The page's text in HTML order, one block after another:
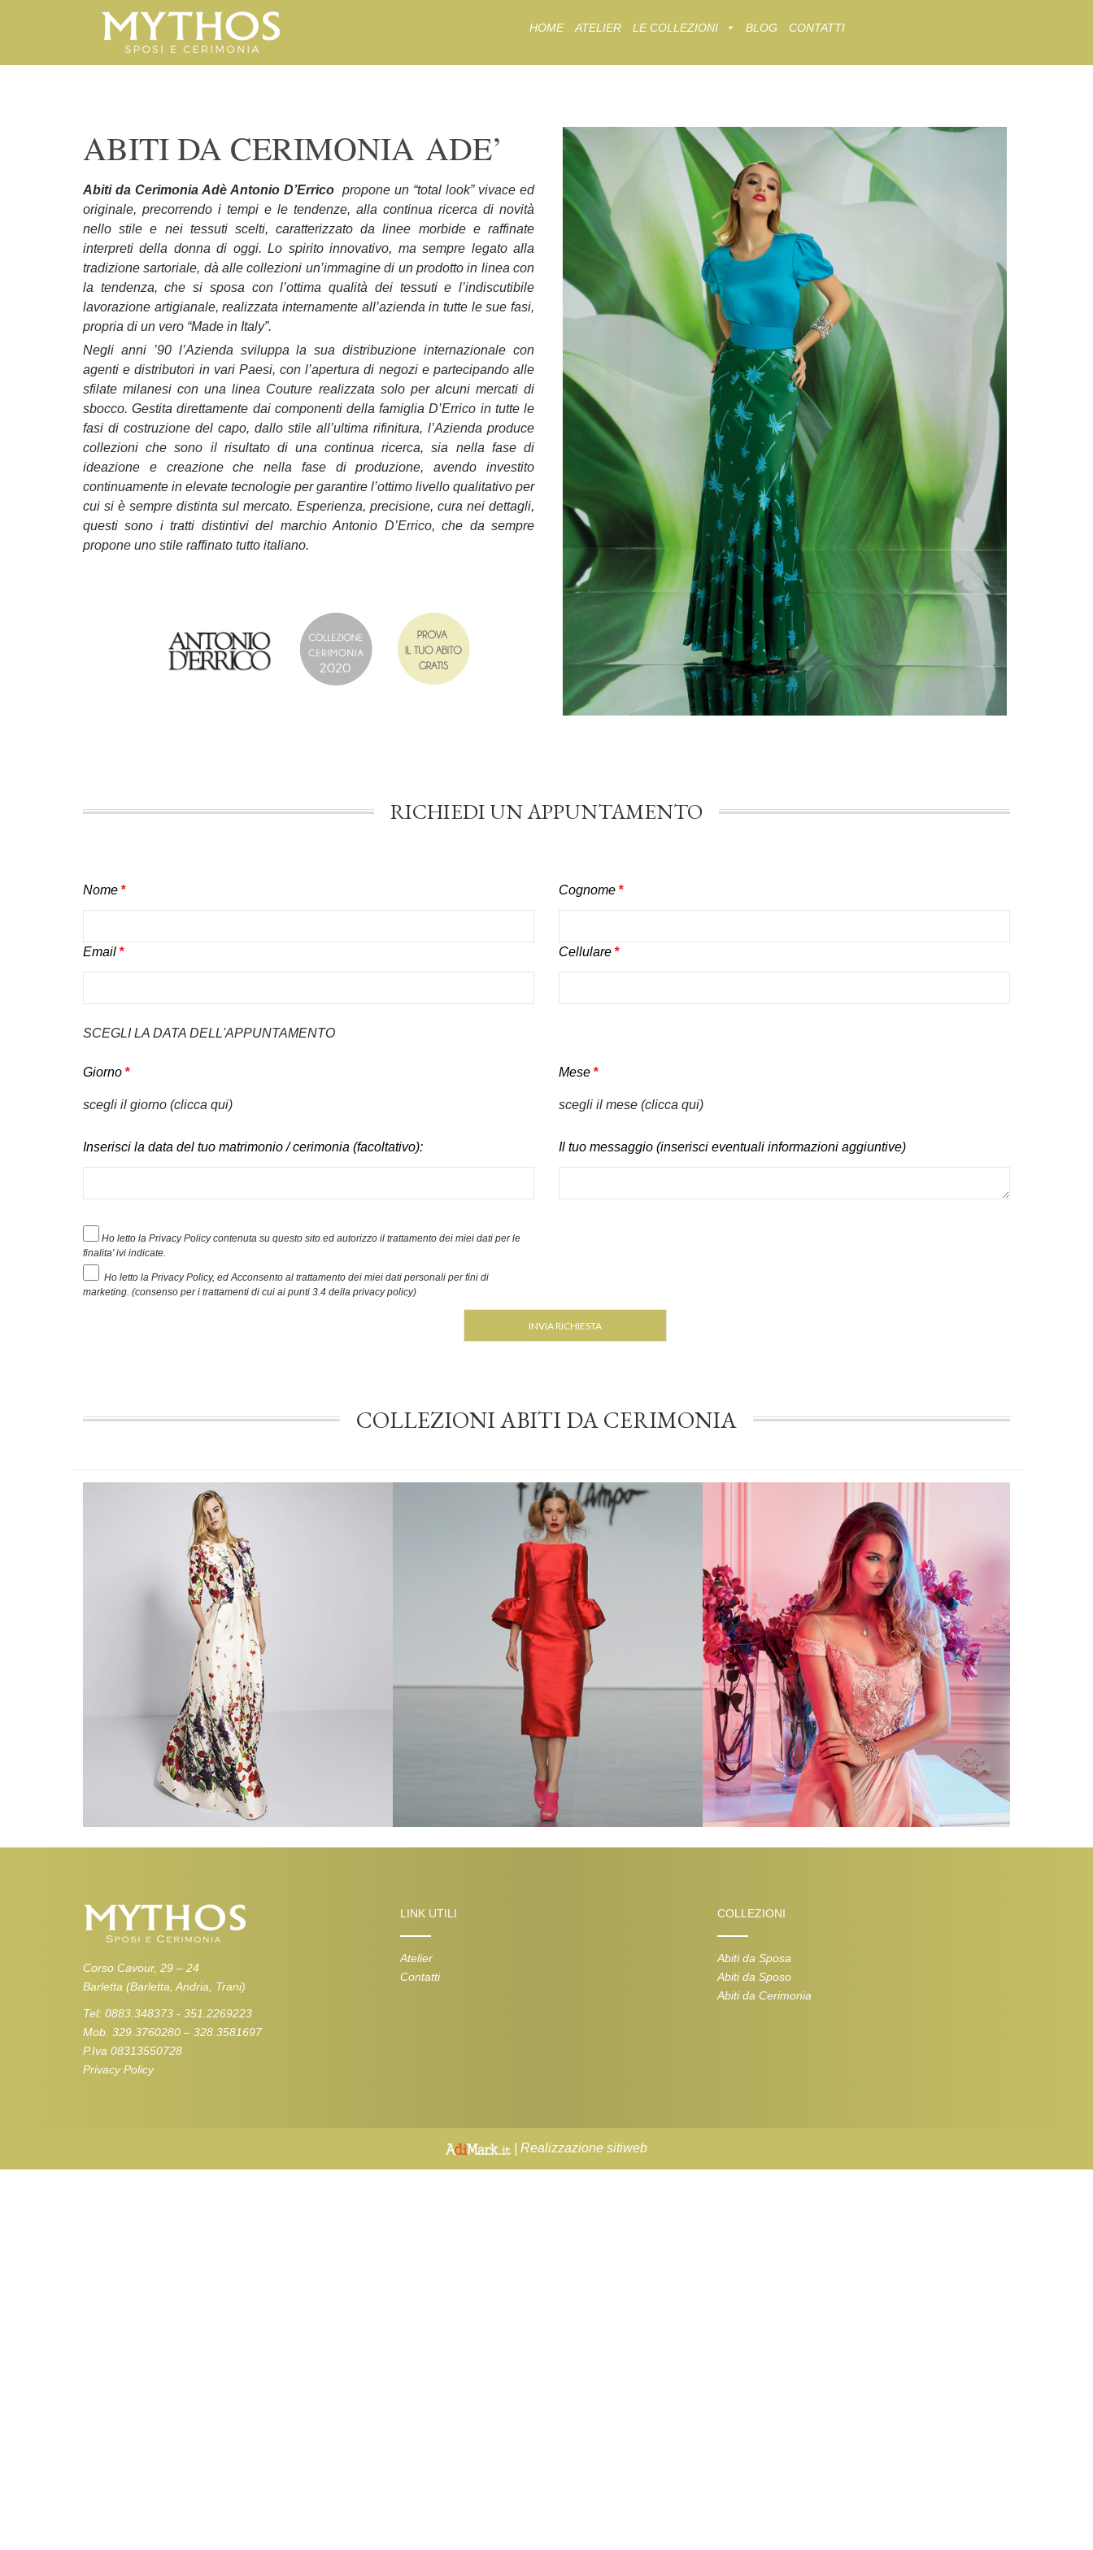
to
HOME ATELIER LE COLLEZIONI BLOG CONTATTI
ABITI DA CERIMONIA ADE’
Abiti da Cerimonia Adè Antonio D’Errico propone un “total look” vivace ed
originale, precorrendo i tempi e le tendenze, alla continua ricerca di novità
nello stile e nei tessuti scelti, caratterizzato da linee morbide e raffinate
interpreti della donna di oggi. Lo spirito innovativo, ma sempre legato alla
tradizione sartoriale, dà alle collezioni un’immagine di un prodotto in linea con
la tendenza, che si sposa con l’ottima qualità dei tessuti e l’indiscutibile
lavorazione artigianale, realizzata internamente all’azienda in tutte le sue fasi,
propria di un vero “Made in Italy”.
Negli anni ’90 l’Azienda sviluppa la sua distribuzione internazionale con
agenti e distributori in vari Paesi, con l’apertura di negozi e partecipando alle
sfilate milanesi con una linea Couture realizzata solo per alcuni mercati di
sbocco. Gestita direttamente dai componenti della famiglia D’Errico in tutte le
fasi di costruzione del capo, dallo stile all’ultima rifinitura, l’Azienda produce
collezioni che sono il risultato di una continua ricerca, sia nella fase di
ideazione e creazione che nella fase di produzione, avendo investito
continuamente in elevate tecnologie per garantire l’ottimo livello qualitativo per
cui si è sempre distinta sul mercato. Esperienza, precisione, cura nei dettagli,
questi sono i tratti distintivi del marchio Antonio D’Errico, che da sempre
propone uno stile raffinato tutto italiano.
RICHIEDI UN APPUNTAMENTO
Nome* Cognome*
Email* Cellulare*
SCEGLI LA DATA DELL'APPUNTAMENTO
Giorno*
scegli il giorno (clicca qui)
Mese*
scegli il mese (clicca qui)
Inserisci la data del tuo matrimonio / cerimonia (facoltativo): Il tuo messaggio (inserisci eventuali informazioni aggiuntive)
Ho letto la Privacy Policy contenuta su questo sito ed autorizzo il trattamento dei miei dati per le
finalita' ivi indicate.
Ho letto la Privacy Policy, ed Acconsento al trattamento dei miei dati personali per fini di
marketing. (consenso per i trattamenti di cui ai punti 3.4 della privacy policy)
COLLEZIONI ABITI DA CERIMONIA
Corso Cavour, 29 – 24
Barletta (Barletta, Andria, Trani)
Tel: 0883.348373 - 351.2269223
Mob. 329.3760280 – 328.3581697
P.Iva 08313550728
Privacy Policy
LINK UTILI
Atelier
Contatti
COLLEZIONI
Abiti da Sposa
Abiti da Sposo
Abiti da Cerimonia
| Realizzazione sitiweb